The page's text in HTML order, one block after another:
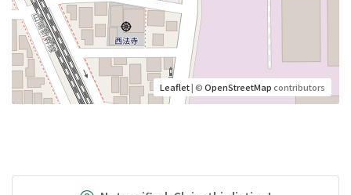
Leaflet| ©OpenStreetMapcontributors